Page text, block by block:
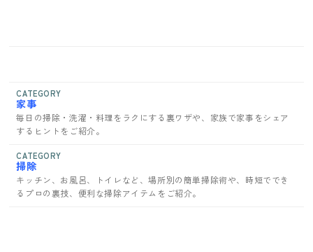
CATEGORY
家事
毎日の掃除・洗濯・料理をラクにする裏ワザや、家族で家事をシェア
するヒントをご紹介。
CATEGORY
掃除
キッチン、お風呂、トイレなど、場所別の簡単掃除術や、時短ででき
るプロの裏技、便利な掃除アイテムをご紹介。